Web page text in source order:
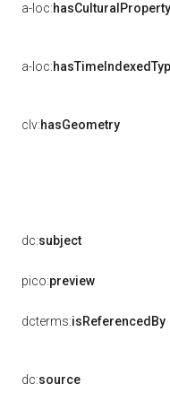
a-loc:
a-loc:
clv:hasGeometry
dc:subject
pico:preview
dcterms:isReferencedBy
dc:source